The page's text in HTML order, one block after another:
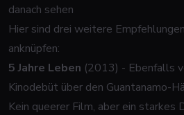
danach sehen
Hier sind drei weitere
anknüpfen:
5 Jahre Leben (2013) - Ebenfalls
Kinodebüt über den Guantanamo-
Kein queerer Film, aber ein starkes